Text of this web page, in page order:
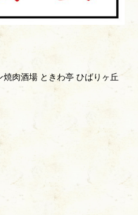
肉酒場 ときわ亭 ひばりヶ丘